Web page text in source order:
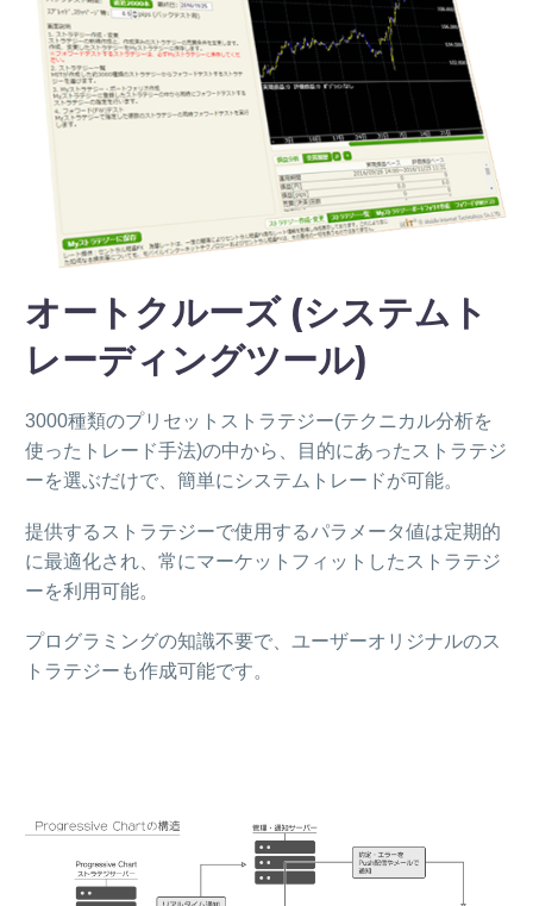
オートクルーズ (システムト
レーディングツール)
3000種類のプリセットストラテジー(テクニカル分析を
使ったトレード手法)の中から、目的にあったストラテジ
ーを選ぶだけで、簡単にシステムトレードが可能。
提供するストラテジーで使用するパラメータ値は定期的
に最適化され、常にマーケットフィットしたストラテジ
ーを利用可能。
プログラミングの知識不要で、ユーザーオリジナルのス
トラテジーも作成可能です。